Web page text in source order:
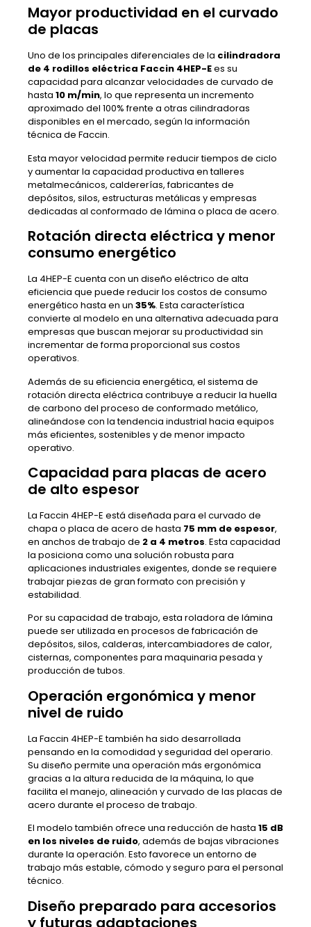
Mayor productividad en el curvado
de placas
Uno de los principales diferenciales de la cilindradora
de 4 rodillos eléctrica Faccin 4HEP-Ees su
capacidad para alcanzar velocidades de curvado de
hasta 10 m/min, lo que representa un incremento
aproximado del 100% frente a otras cilindradoras
disponibles en el mercado, según la información
técnica de Faccin.
Esta mayor velocidad permite reducir tiempos de ciclo
y aumentar la capacidad productiva en talleres
metalmecánicos, caldererías, fabricantes de
depósitos, silos, estructuras metálicas y empresas
dedicadas al conformado de lámina o placa de acero.
Rotación directa eléctrica y menor
consumo energético
La 4HEP-E cuenta con un diseño eléctrico de alta
eficiencia que puede reducir los costos de consumo
energético hasta en un 35%. Esta característica
convierte al modelo en una alternativa adecuada para
empresas que buscan mejorar su productividad sin
incrementar de forma proporcional sus costos
operativos.
Además de su eficiencia energética, el sistema de
rotación directa eléctrica contribuye a reducir la huella
de carbono del proceso de conformado metálico,
alineándose con la tendencia industrial hacia equipos
más eficientes, sostenibles y de menor impacto
operativo.
Capacidad para placas de acero
de alto espesor
La Faccin 4HEP-E está diseñada para el curvado de
chapa o placa de acero de hasta 75 mm de espesor,
en anchos de trabajo de 2 a 4 metros. Esta capacidad
la posiciona como una solución robusta para
aplicaciones industriales exigentes, donde se requiere
trabajar piezas de gran formato con precisión y
estabilidad.
Por su capacidad de trabajo, esta roladora de lámina
puede ser utilizada en procesos de fabricación de
depósitos, silos, calderas, intercambiadores de calor,
cisternas, componentes para maquinaria pesada y
producción de tubos.
Operación ergonómica y menor
nivel de ruido
La Faccin 4HEP-E también ha sido desarrollada
pensando en la comodidad y seguridad del operario.
Su diseño permite una operación más ergonómica
gracias a la altura reducida de la máquina, lo que
facilita el manejo, alineación y curvado de las placas de
acero durante el proceso de trabajo.
El modelo también ofrece una reducción de hasta 15 dB
en los niveles de ruido, además de bajas vibraciones
durante la operación. Esto favorece un entorno de
trabajo más estable, cómodo y seguro para el personal
técnico.
Diseño preparado para accesorios
y futuras adaptaciones